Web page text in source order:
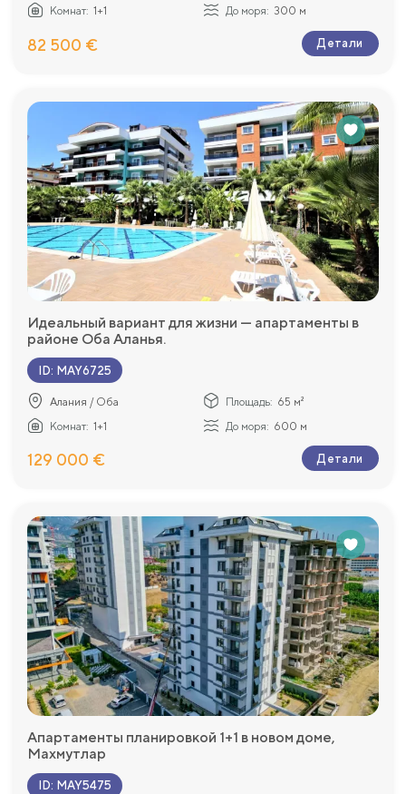
Комнат: 1+1 До моря: 300 м
82 500 € Детали
Идеальный вариант для жизни — апартаменты в
районе Оба Аланья.
ID: MAY6725
Алания / Оба Площадь: 65 м²
Комнат: 1+1 До моря: 600 м
129 000 € Детали
Апартаменты планировкой 1+1 в новом доме,
Махмутлар
ID: MAY5475